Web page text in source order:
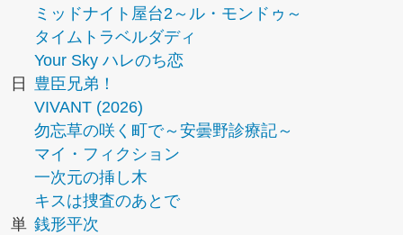
ミッドナイト屋台2～ル・モンドゥ～
タイムトラベルダディ
Your Sky ハレのち恋
日
豊臣兄弟！
VIVANT (2026)
勿忘草の咲く町で～安曇野診療記～
マイ・フィクション
一次元の挿し木
キスは捜査のあとで
単 銭形平次